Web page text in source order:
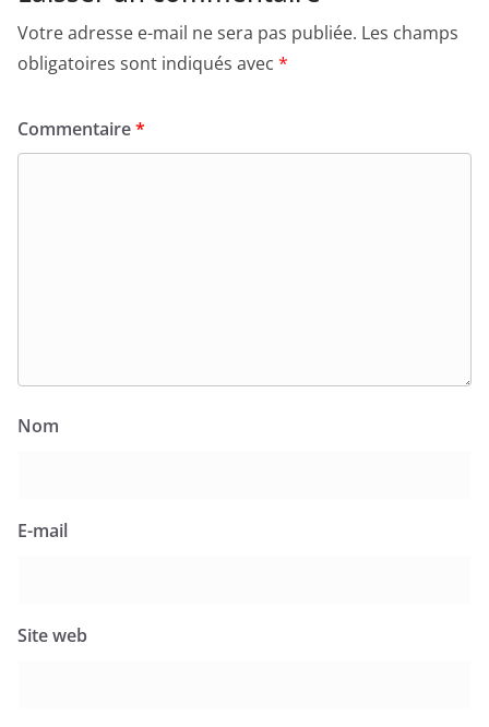
Votre adresse e-mail ne sera pas publiée. Les champs
obligatoires sont indiqués avec *
Commentaire*
Nom
E-mail
Site web